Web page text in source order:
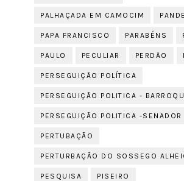
PALHAÇADA EM CAMOCIM
PAPA FRANCISCO PARABÉNS
PAULO PECULIAR PERDÃO
PERSEGUIÇÃO POLÍTICA
PERSEGUIÇÃO POLITICA -
PERSEGUIÇÃO POLITICA -SENADOR
PERTUBAÇÃO
PERTURBAÇÃO DO SOSSEGO
PESQUISA PISEIRO